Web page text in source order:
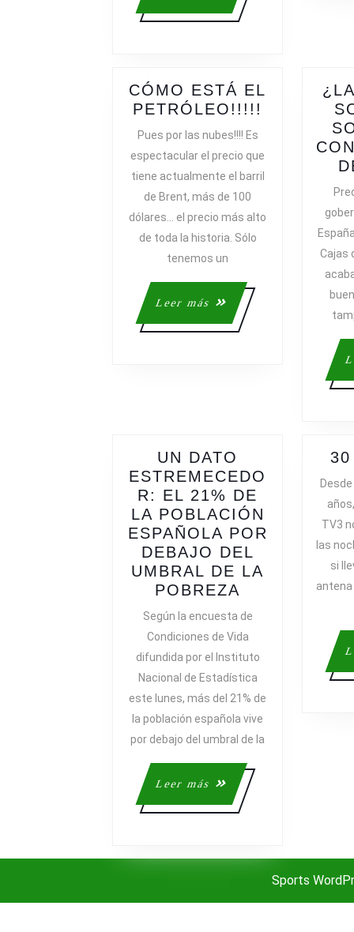
más
CÓMO ESTÁ EL
PETRÓLEO!!!!!
Pues por las nubes!!!! Es
espectacular el precio que
tiene actualmente el barril
de Brent, más de 100
dólares… el precio más alto
de toda la historia. Sólo
tenemos un
Leer más
Leer
más
Cajas
UN DATO
ESTREMECEDO
R: EL 21% DE
LA POBLACIÓN
ESPAÑOLA POR
DEBAJO DEL
UMBRAL DE LA
POBREZA
DATO
EL
21%
DE
LA
POBLACIÓN
ESPAÑOLA
POR
DEBAJO
DEL
UMBRAL
LA
POBREZA
Según la encuesta de
Condiciones de Vida
difundida por el Instituto
Nacional de Estadística
este lunes, más del 21% de
la población española vive
por debajo del umbral de la
Leer más
Leer
más
TV3
las
si
antena
Sports